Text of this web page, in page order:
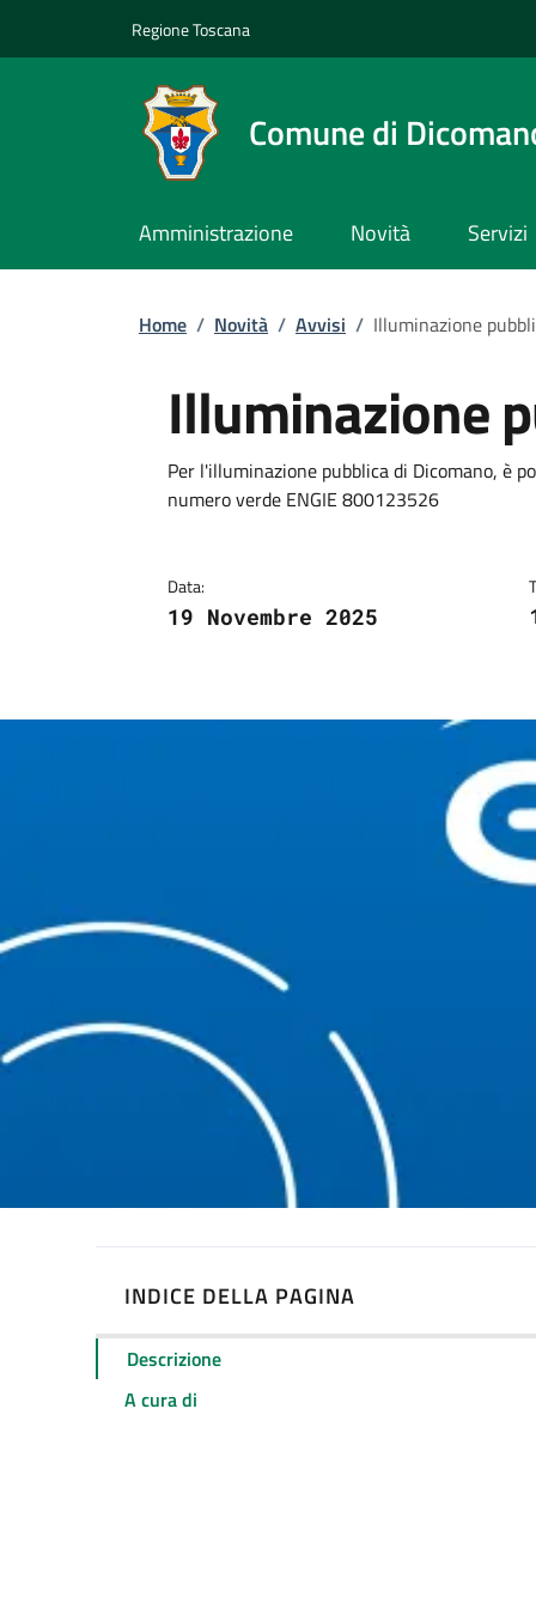
Regione ToscanaSlim top
Comune di
Amministrazione Novità Servizi
Briciole di pane
Home / Novità / Avvisi / Illuminazione
Illuminazione
Dettagli
Descrizione breve
Per l'illuminazione pubblica di Dicomano, è
numero verde ENGIE 800123526
Data:
19 Novembre 2025
INDICE DELLA PAGINA
Descrizione
A cura di